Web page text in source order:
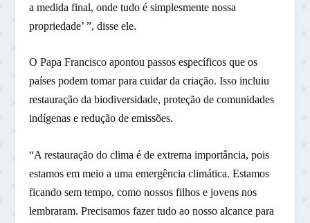
a medida final, onde tudo é simplesmente nossa
propriedade’ ”, disse ele.
O Papa Francisco apontou passos específicos que os
países podem tomar para cuidar da criação. Isso incluiu
restauração da biodiversidade, proteção de comunidades
indígenas e redução de emissões.
“A restauração do clima é de extrema importância, pois
estamos em meio a uma emergência climática. Estamos
ficando sem tempo, como nossos filhos e jovens nos
lembraram. Precisamos fazer tudo ao nosso alcance para